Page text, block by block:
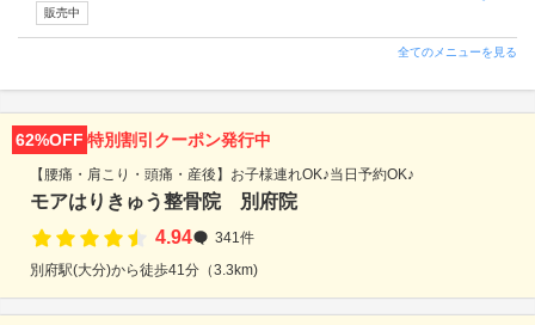
販売中
全てのメニューを見る
62%OFF 特別割引クーポン発行中
【腰痛・肩こり・頭痛・産後】お子様連れOK♪当日予約OK♪
モアはりきゅう整骨院 別府院
4.94
341件
別府駅(大分)から徒歩41分（3.3km)